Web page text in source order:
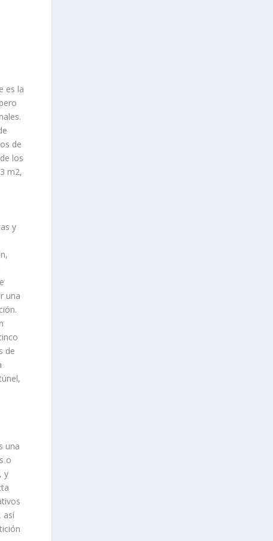
es la
de
los
m2,
y
una
de
una
o
y
así